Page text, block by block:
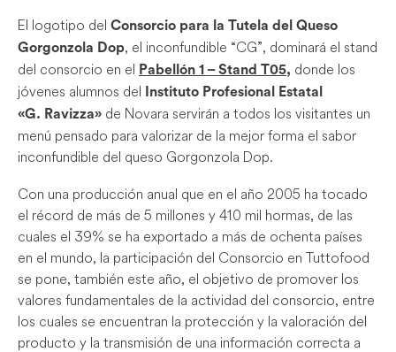
El logotipo del Consorcio para la Tutela del Queso
Gorgonzola Dop, el inconfundible “CG”, dominará el stand
del consorcio en el Pabellón 1 – Stand T05, donde los
jóvenes alumnos del Instituto Profesional Estatal
«G. Ravizza» de Novara servirán a todos los visitantes un
menú pensado para valorizar de la mejor forma el sabor
inconfundible del queso Gorgonzola Dop.
Con una producción anual que en el año 2005 ha tocado
el récord de más de 5 millones y 410 mil hormas, de las
cuales el 39% se ha exportado a más de ochenta países
en el mundo, la participación del Consorcio en Tuttofood
se pone, también este año, el objetivo de promover los
valores fundamentales de la actividad del consorcio, entre
los cuales se encuentran la protección y la valoración del
producto y la transmisión de una información correcta a